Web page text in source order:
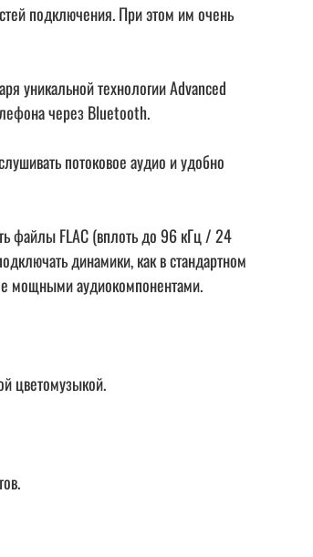
подключения. При этом им очень
уникальной технологии Advanced
через Bluetooth.
потоковое аудио и удобно
файлы FLAC (вплоть до 96 кГц / 24
динамики, как в стандартном
мощными аудиокомпонентами.
цветомузыкой.